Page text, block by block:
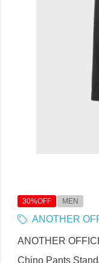
30%OFF MEN
ANOTHER
ANOTHER
Chino Pants